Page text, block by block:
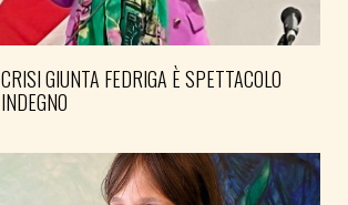
CRISI GIUNTA FEDRIGA È SPETTACOLO
INDEGNO